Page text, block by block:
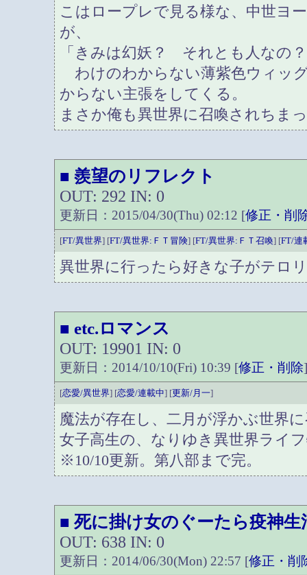
こはロープレで見る様な、中世ヨ
が、
「きみは幻妖？ それとも人なの
わけのわからない薄紫色ウィッ
からない主張をしてくる。
まさか俺も異世界に召喚されちま
■ 羨望のリフレクト
OUT: 292 IN: 0
更新日：2015/04/30(Thu) 02:12 [修正・削
[FT/異世界] [FT/異世界:ＦＴ冒険] [FT/異世界:ＦＴ召喚] [FT/連
異世界に行ったら好きな子がテロ
■ etc.ロマンス
OUT: 19901 IN: 0
更新日：2014/10/10(Fri) 10:39 [修正・削除
[恋愛/異世界] [恋愛/連載中] [更新/月一]
魔法が存在し、二月が浮かぶ世界
女子高生の、なりゆき異世界ライ
※10/10更新。第八部まで完。
■ 死に掛け女のぐーたら疫神生
OUT: 638 IN: 0
更新日：2014/06/30(Mon) 22:57 [修正・削